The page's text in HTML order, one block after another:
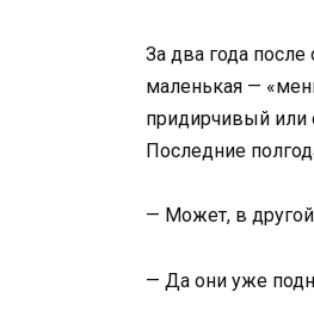
За два года после
маленькая —
придирчивый или
Последние
— Может, в другой
— Да они уже